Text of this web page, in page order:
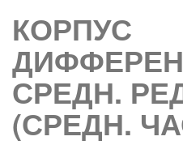
КОРПУС
СРЕДН.
(СРЕДН.